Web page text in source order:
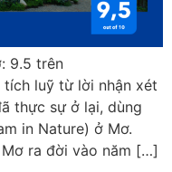
9.5 trên
luỹ từ lời nhận xét
thực sự ở lại, dùng
in Nature) ở Mơ.
ra đời vào năm […]